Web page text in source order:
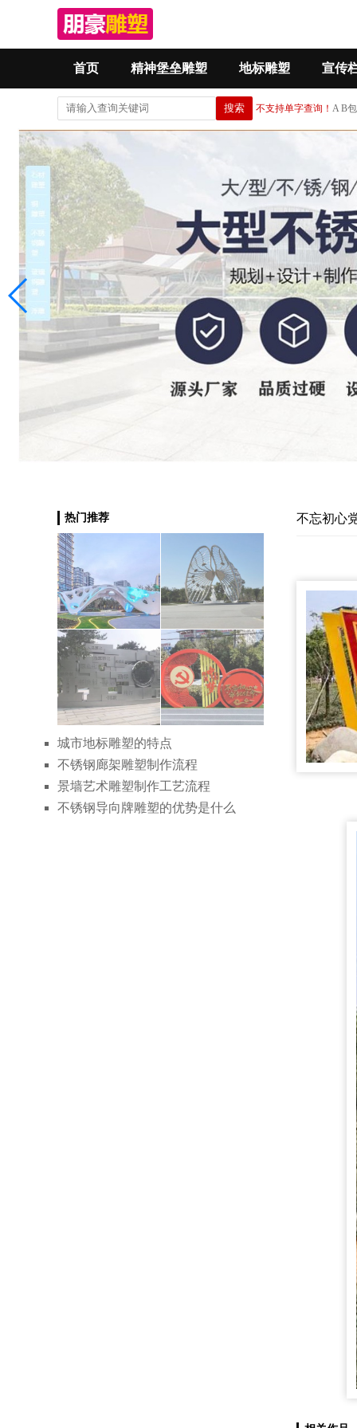
首页 精神堡垒雕塑 地标雕塑 宣传
不支持单字查询！ A B
不忘初心
热门推荐
城市地标雕塑的特点
不锈钢廊架雕塑制作流程
景墙艺术雕塑制作工艺流程
不锈钢导向牌雕塑的优势是什么